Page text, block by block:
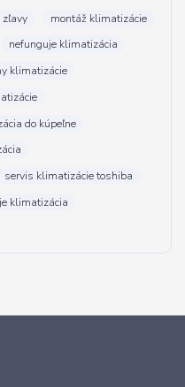
zľavy
montáž klimatizácie
nefunguje klimatizácia
klimatizácie
do kúpeľne
servis klimatizácie toshiba
klimatizácia